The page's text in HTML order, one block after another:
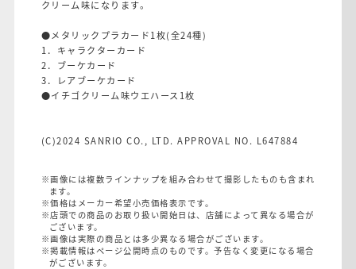
クリーム味になります。
●メタリックプラカード1枚(全24種)
1．キャラクターカード
2．ブーケカード
3．レアブーケカード
●イチゴクリーム味ウエハース1枚
(C)2024 SANRIO CO., LTD. APPROVAL NO. L647884
※画像には複数ラインナップを組み合わせて撮影したものも含まれ
ます。
※価格はメーカー希望小売価格表示です。
※店頭での商品のお取り扱い開始日は、店舗によって異なる場合が
ございます。
※画像は実際の商品とは多少異なる場合がございます。
※掲載情報はページ公開時点のものです。予告なく変更になる場合
がございます。